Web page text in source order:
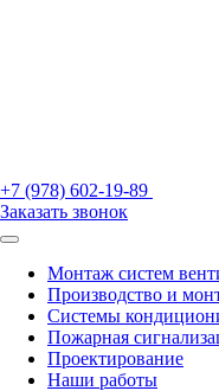
+7 (978) 602-19-89
Заказать звонок
Монтаж систем
Производство и
Системы
Пожарная
Проектирование
Наши работы